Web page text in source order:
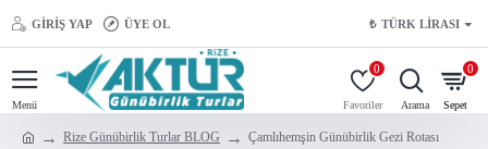
GIRIŞ YAP ÜYE OL ₺ TÜRK LIRASI
0 0
Rize Günübirlik Turlar BLOG Çamlıhemşin Günübirlik Gezi Rotası